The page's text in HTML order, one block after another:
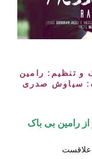
و تنظیم: رامین
سیاوش صدری
رامین بی باک
علاقست